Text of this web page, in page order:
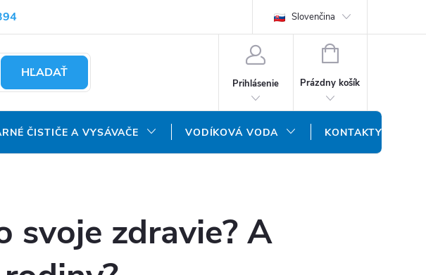
OSOBNÝCH ÚDAJOV DOPRAVA A PLATBA
Slovenčina
HĽADAŤ
Prihlásenie
NÁKUPNÝ
Prázdny košík
ČISTIČE A VYSÁVAČE VODÍKOVÁ VODA KONTAKTY
svoje zdravie? A